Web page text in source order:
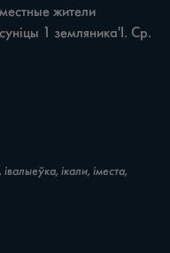
1 земляника'I. Ср.
ікали, іместа,